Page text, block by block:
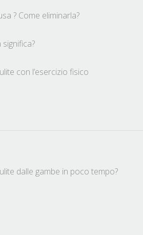
? Come eliminarla?
con l’esercizio fisico
dalle gambe in poco tempo?